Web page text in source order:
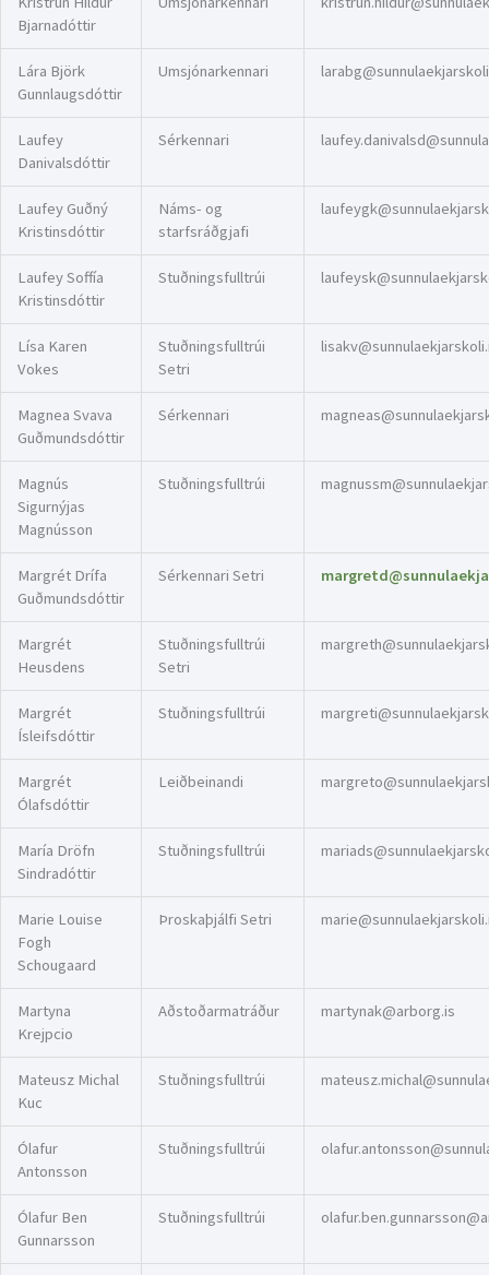
Bjarnadóttir
Lára Björk
Gunnlaugsdóttir
Umsjónarkennari
Laufey
Danivalsdóttir
Sérkennari
Laufey Guðný
Kristinsdóttir
Náms- og
starfsráðgjafi
Laufey Soffía
Kristinsdóttir
Stuðningsfulltrúi
Lísa Karen
Vokes
Stuðningsfulltrúi
Setri
Magnea Svava
Guðmundsdóttir
Sérkennari
Magnús
Sigurnýjas
Magnússon
Stuðningsfulltrúi
Margrét Drífa
Guðmundsdóttir
Sérkennari Setri
Margrét
Heusdens
Stuðningsfulltrúi
Setri
Margrét
Ísleifsdóttir
Stuðningsfulltrúi
Margrét
Ólafsdóttir
Leiðbeinandi
María Dröfn
Sindradóttir
Stuðningsfulltrúi
Marie Louise
Fogh
Schougaard
Þroskaþjálfi Setri
Martyna
Krejpcio
Aðstoðarmatráður martynak@arborg.is
Mateusz Michal
Kuc
Stuðningsfulltrúi
Ólafur
Antonsson
Stuðningsfulltrúi
Ólafur Ben
Gunnarsson
Stuðningsfulltrúi